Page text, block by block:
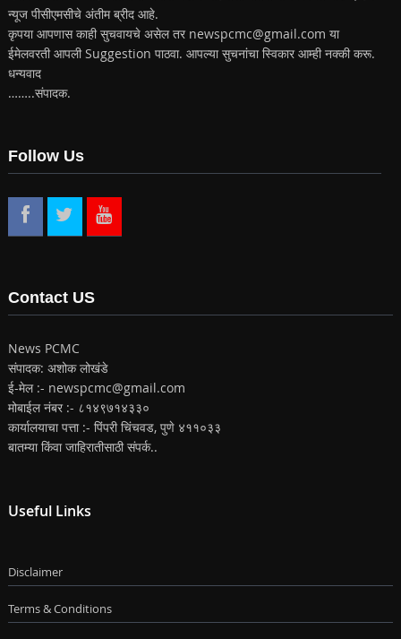
न्यूज पीसीएमसीचे अंतीम ब्रीद आहे.
कृपया आपणास काही सुचवायचे असेल तर newspcmc@gmail.com या
ईमेलवरती आपली Suggestion पाठवा. आपल्या सुचनांचा स्विकार आम्ही नक्की करू.
धन्यवाद
……..संपादक.
Follow Us
Contact US
News PCMC
संपादक: अशोक लोखंडे
ई-मेल :- newspcmc@gmail.com
मोबाईल नंबर :- ८१४९७१४३३०
कार्यालयाचा पत्ता :- पिंपरी चिंचवड, पुणे ४११०३३
बातम्या किंवा जाहिरातीसाठी संपर्क..
Useful Links
Disclaimer
Terms & Conditions